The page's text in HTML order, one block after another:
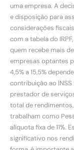
uma empresa. A
e disposição para
considerações
com a tabela do
quem recebe mais
empresas optantes
4,5% a 15,5%
contribuição ao
prestador de
total de
trabalham como
alíquota fixa de 11%.
significativo nos